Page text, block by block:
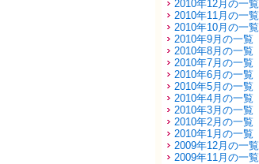
2010年12月の一覧
2010年11月の一覧
2010年10月の一覧
2010年9月の一覧
2010年8月の一覧
2010年7月の一覧
2010年6月の一覧
2010年5月の一覧
2010年4月の一覧
2010年3月の一覧
2010年2月の一覧
2010年1月の一覧
2009年12月の一覧
2009年11月の一覧